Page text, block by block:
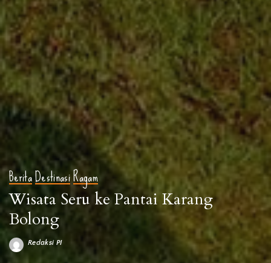
BeritaDestinasiRagam
Wisata Seru ke Pantai Karang
Bolong
Posted
Redaksi PI